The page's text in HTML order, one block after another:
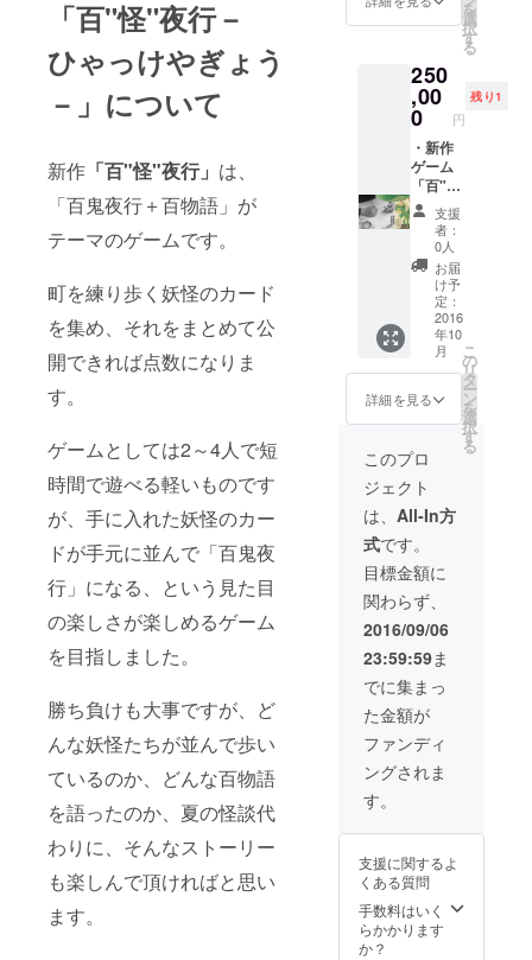
「百"怪"夜行－
ひゃっけやぎょう
－」について
新作 「百"怪"夜行」 は、
「百鬼夜行＋百物語」が
テーマのゲームです。
町を練り歩く妖怪のカード
を集め、それをまとめて公
開できれば点数になりま
す。
ゲームとしては2～4人で短
時間で遊べる軽いものです
が、手に入れた妖怪のカー
ドが手元に並んで「百鬼夜
行」になる、という見た目
の楽しさが楽しめるゲーム
を目指しました。
勝ち負けも大事ですが、ど
んな妖怪たちが並んで歩い
ているのか、どんな百物語
を語ったのか、夏の怪談代
わりに、そんなストーリー
も楽しんで頂ければと思い
ます。
賞味く
ださ
う、マットには
ます。 また、
ゲームで使用し
ている妖怪を
ブックレットに
してお届けしま
加え、「五次元
将棋」をお付け
します。 「五次
元将棋」はアイ
デアとして発表
し、多数の反応
を頂いた作品で
すが、 ・各
ゲームのルール
を理解して遊べ
る方が少ない
・駒の制作が
個人制作では困
難 という二点の
ため、製品化を
断念しました。
この「五次元将
棋」を本プロ
完全限定生産の
ため、数量は限
定とさせて頂き
ます。 五次元将
棋については下
記をご参照下さ
い。 下記のルー
ルには色々と不
備があるため、
実際にはルール
した上でお届け
します。 その旨
をご了承下さ
い。 また、将棋
やチェスなどの
ゲームのルール
をあらかじめご
存じの方が遊べ
るゲームである
ことをご理解の
上、ご注文下さ
い。
http://togetter.c
om/li/954963
を
選
択
す
る
250
,00
0 円
残り1
・新作
ゲーム
「百"怪
"夜行」
・好き
な妖怪
をゲー
ムに追
加 ＋
その妖
怪の原
画 ・限
定プレ
イマッ
ト ・限
定カー
ド ・限
定「妖
怪ブッ
クレッ
ト」 ・
お名前
をマ
ニュア
ルに記
載 新作
「百"怪
"夜行」
に登場
する妖
怪を一
種類、
決めて
頂けま
「アマ
堂」様
に描き
下ろし
ていた
だく、
支援
者：
0人
お届
け予
定：
2016
年10
月
詳細を見る
こ
の
リ
タ
ー
ン
を
選
択
す
る
このプロ
ジェクト
は、 All-In方
式です。
目標金額に
関わらず、
2016/09/06
23:59:59ま
でに集まっ
た金額が
ファンディ
ングされま
す。
支援に関するよ
くある質問
手数料はいく
らかかります
か？